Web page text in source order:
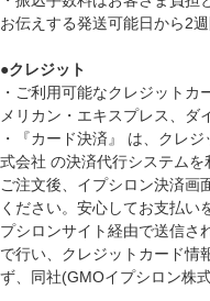
お伝えする発送可能日から2
●クレジット
・ご利用可能なクレジット
メリカン・エキスプレス、ダ
・『カード決済』 は、クレ
式会社 の決済代行システムを
ご注文後、イプシロン決済画
ください。安心してお支払い
プシロンサイト経由で送信さ
で行い、クレジットカード情
ず、同社(GMOイプシロン株